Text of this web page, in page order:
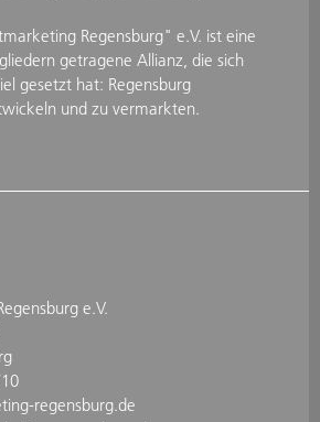
Regensburg" e.V. ist eine
getragene Allianz, die sich
gesetzt hat: Regensburg
und zu vermarkten.
e.V.
regensburg.de